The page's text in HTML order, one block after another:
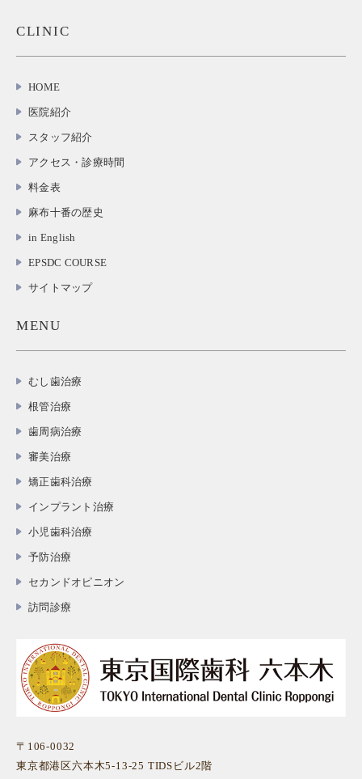
CLINIC
HOME
医院紹介
スタッフ紹介
アクセス・診療時間
料金表
麻布十番の歴史
in English
EPSDC COURSE
サイトマップ
MENU
むし歯治療
根管治療
歯周病治療
審美治療
矯正歯科治療
インプラント治療
小児歯科治療
予防治療
セカンドオピニオン
訪問診療
〒106-0032
東京都港区六本木5-13-25 TIDSビル2階